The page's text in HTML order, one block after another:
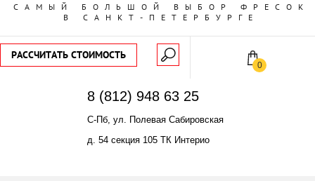
САМЫЙ БОЛЬШОЙ ВЫБОР ФРЕСОК
В САНКТ-ПЕТЕРБУРГЕ
РАССЧИТАТЬ СТОИМОСТЬ
0
8 (812) 948 63 25
С-Пб, ул. Полевая Сабировская
д. 54 секция 105 ТК Интерио